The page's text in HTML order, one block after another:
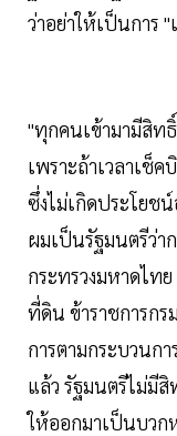
ว่าอย่าให้เป็นการ "
"ทุกคนเข้ามามีสิท
เพราะถ้าเวลาเช็
ซึ่งไม่เกิดประโยช
ผมเป็นรัฐมนตรีว่า
กระทรวงมหาดไท
ที่ดิน ข้าราชการก
การตามกระบวนก
แล้ว รัฐมนตรีไม่มีสิ
ให้ออกมาเป็นบวก